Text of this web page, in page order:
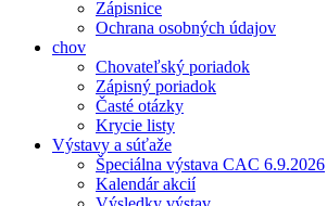
Zápisnice
Ochrana osobných údajov
chov
Chovateľský poriadok
Zápisný poriadok
Časté otázky
Krycie listy
Výstavy a súťaže
Špeciálna výstava CAC 6.9.2026
Kalendár akcií